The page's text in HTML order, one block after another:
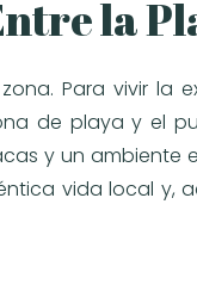
la
Para vivir la
de playa y el
y un ambiente
vida local y,